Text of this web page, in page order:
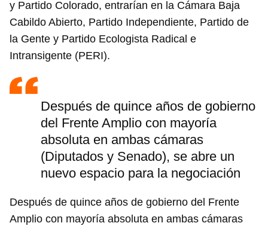
y Partido Colorado, entrarían en la Cámara Baja
Cabildo Abierto, Partido Independiente, Partido de
la Gente y Partido Ecologista Radical e
Intransigente (PERI).
Después de quince años de gobierno
del Frente Amplio con mayoría
absoluta en ambas cámaras
(Diputados y Senado), se abre un
nuevo espacio para la negociación
Después de quince años de gobierno del Frente
Amplio con mayoría absoluta en ambas cámaras